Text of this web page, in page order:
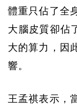
體重只佔了全
大腦皮質卻佔
大的算力，因
響。
王孟祺表示，